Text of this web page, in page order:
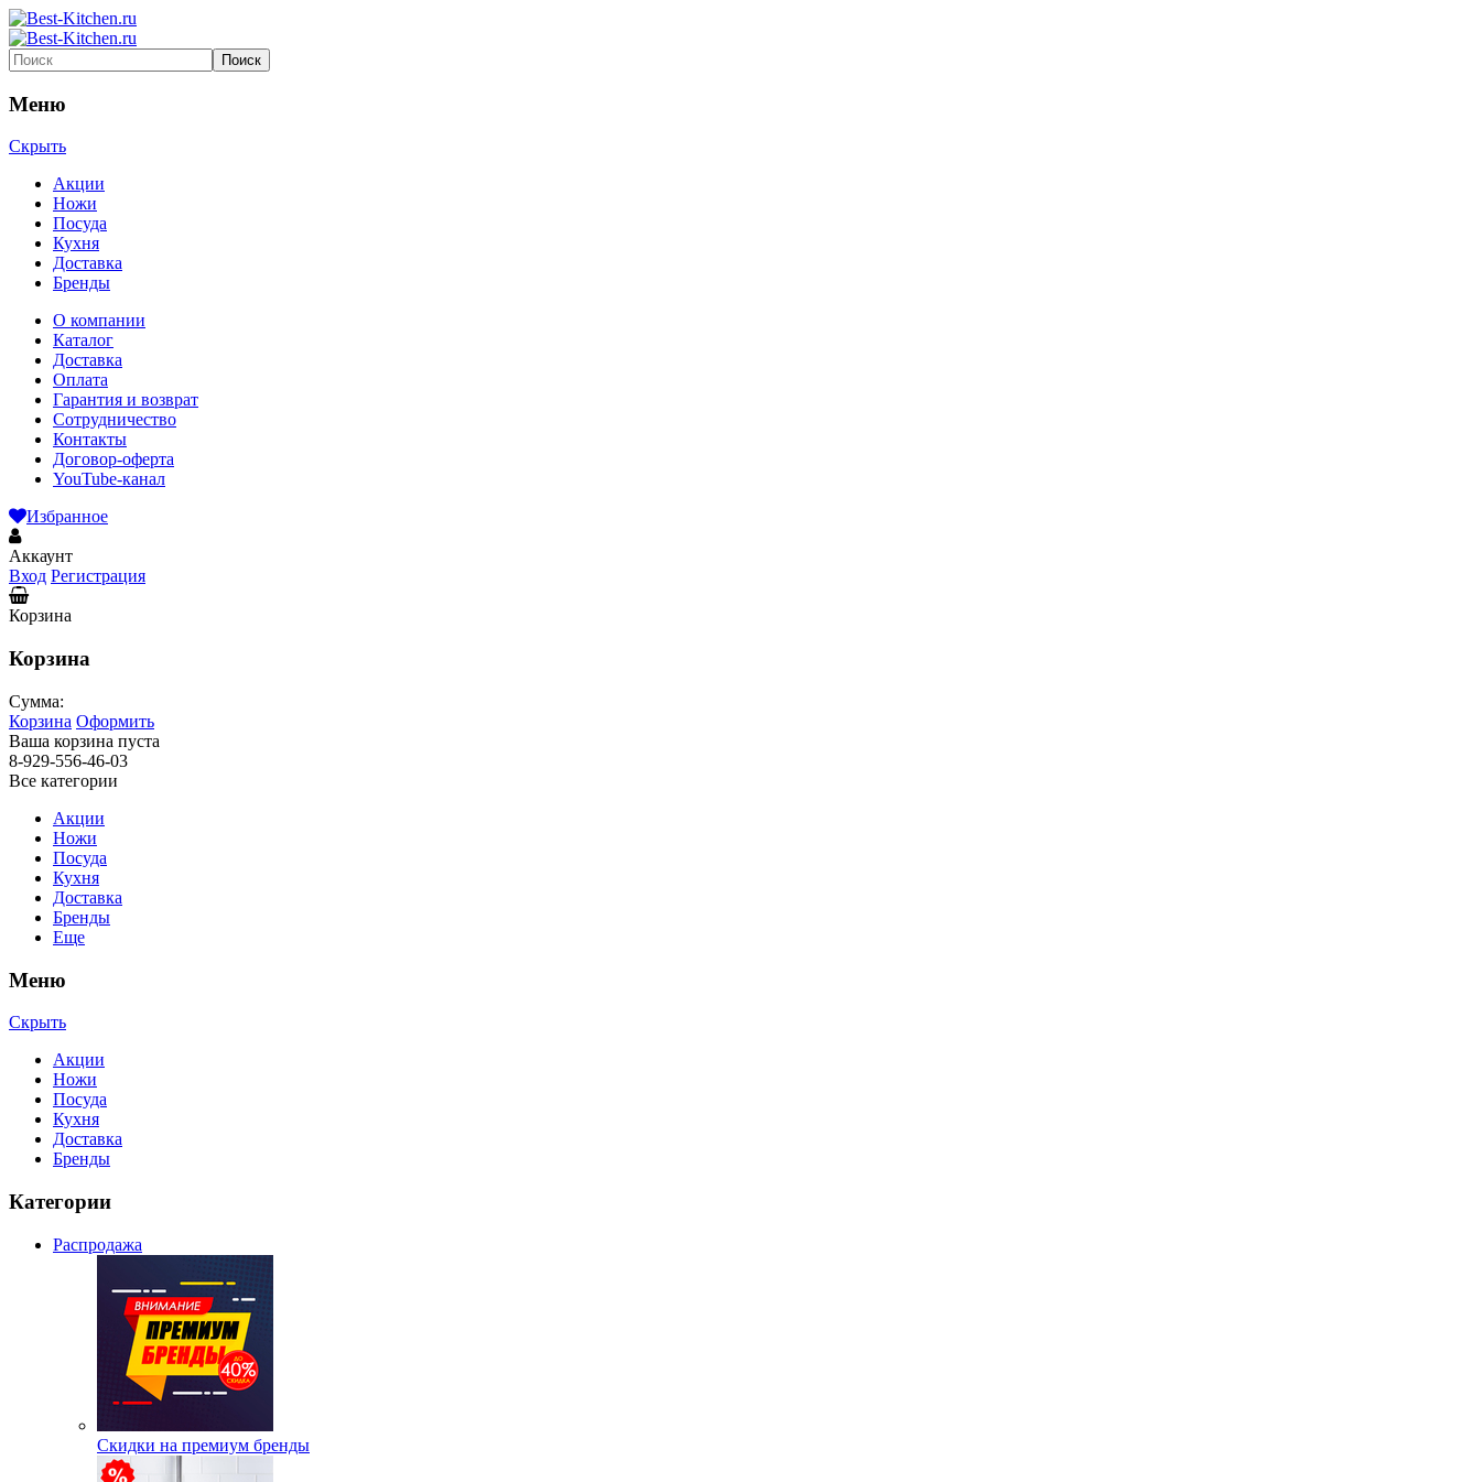
Меню
Скрыть
Акции
Ножи
Посуда
Кухня
Доставка
Бренды
О компании
Каталог
Доставка
Оплата
Гарантия и возврат
Сотрудничество
Контакты
Договор-оферта
YouTube-канал
Избранное
Аккаунт
Вход Регистрация
Корзина
Корзина
Сумма:
Корзина Оформить
Ваша корзина пуста
8-929-556-46-03
Все категории
Акции
Ножи
Посуда
Кухня
Доставка
Бренды
Еще
Меню
Скрыть
Акции
Ножи
Посуда
Кухня
Доставка
Бренды
Категории
Распродажа
Скидки на премиум бренды